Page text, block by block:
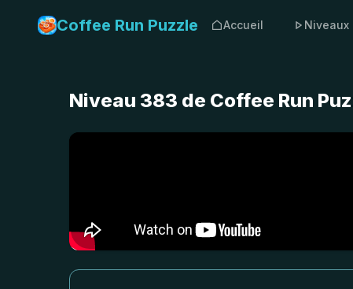
Coffee Run Puzzle Accueil Niveaux
Niveau 383 de Coffee Run